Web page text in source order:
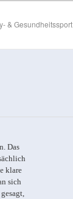
& Gesundheitssport
Das
klare
sich